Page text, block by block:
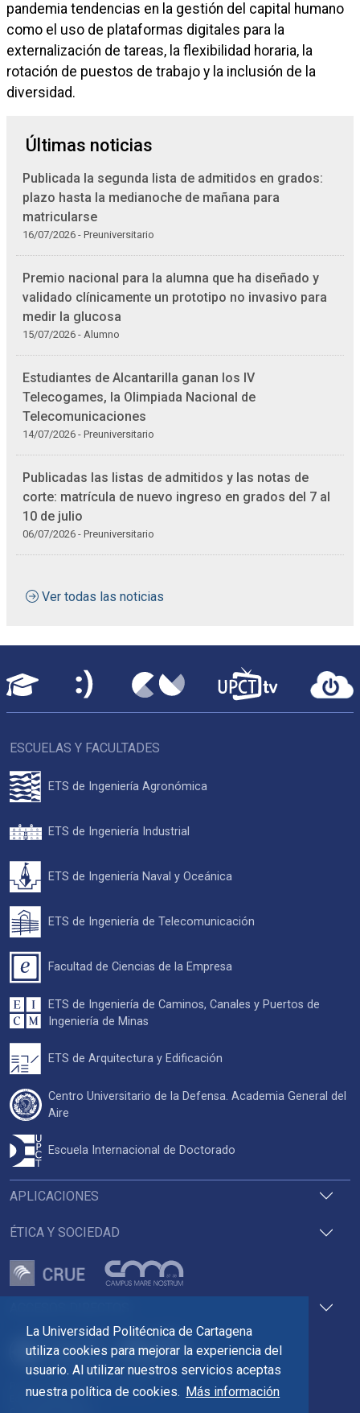
La Universidad Politécnica de Cartagena
utiliza cookies para mejorar la experiencia del
usuario. Al utilizar nuestros servicios aceptas
nuestra política de cookies. Más información
pandemia tendencias en la gestión del capital humano
como el uso de plataformas digitales para la
externalización de tareas, la flexibilidad horaria, la
rotación de puestos de trabajo y la inclusión de la
diversidad.
Últimas noticias
Publicada la segunda lista de admitidos en grados:
plazo hasta la medianoche de mañana para
matricularse
16/07/2026 - Preuniversitario
Premio nacional para la alumna que ha diseñado y
validado clínicamente un prototipo no invasivo para
medir la glucosa
15/07/2026 - Alumno
Estudiantes de Alcantarilla ganan los IV
Telecogames, la Olimpiada Nacional de
Telecomunicaciones
14/07/2026 - Preuniversitario
Publicadas las listas de admitidos y las notas de
corte: matrícula de nuevo ingreso en grados del 7 al
10 de julio
06/07/2026 - Preuniversitario
Ver todas las noticias
Pza. del Cronista Isidoro Valverde
Edif. La Milagrosa
APLICACIONES
ÉTICA Y SOCIEDAD
ESCUELAS Y FACULTADES
ETS de Ingeniería Agronómica
ETS de Ingeniería Industrial
ETS de Ingeniería Naval y Oceánica
ETS de Ingeniería de Telecomunicación
Facultad de Ciencias de la Empresa
ETS de Ingeniería de Caminos, Canales y Puertos de
Ingeniería de Minas
ETS de Arquitectura y Edificación
Centro Universitario de la Defensa. Academia General del
Aire
Escuela Internacional de Doctorado